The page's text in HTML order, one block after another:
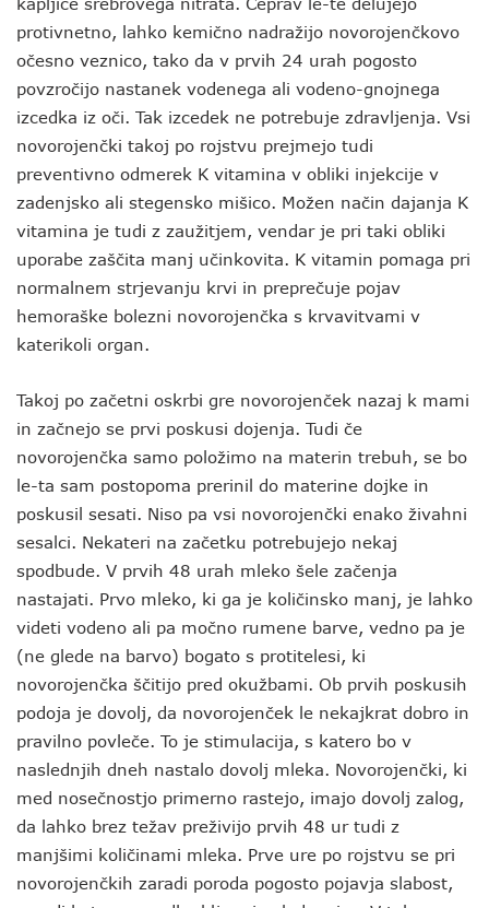
protivnetno, lahko kemično nadražijo novorojenčkovo
očesno veznico, tako da v prvih 24 urah pogosto
povzročijo nastanek vodenega ali vodeno-gnojnega
izcedka iz oči. Tak izcedek ne potrebuje zdravljenja. Vsi
novorojenčki takoj po rojstvu prejmejo tudi
preventivno odmerek K vitamina v obliki injekcije v
zadenjsko ali stegensko mišico. Možen način dajanja K
vitamina je tudi z zaužitjem, vendar je pri taki obliki
uporabe zaščita manj učinkovita. K vitamin pomaga pri
normalnem strjevanju krvi in preprečuje pojav
hemoraške bolezni novorojenčka s krvavitvami v
katerikoli organ.
Takoj po začetni oskrbi gre novorojenček nazaj k mami
in začnejo se prvi poskusi dojenja. Tudi če
novorojenčka samo položimo na materin trebuh, se bo
le-ta sam postopoma prerinil do materine dojke in
poskusil sesati. Niso pa vsi novorojenčki enako živahni
sesalci. Nekateri na začetku potrebujejo nekaj
spodbude. V prvih 48 urah mleko šele začenja
nastajati. Prvo mleko, ki ga je količinsko manj, je lahko
videti vodeno ali pa močno rumene barve, vedno pa je
(ne glede na barvo) bogato s protitelesi, ki
novorojenčka ščitijo pred okužbami. Ob prvih poskusih
podoja je dovolj, da novorojenček le nekajkrat dobro in
pravilno povleče. To je stimulacija, s katero bo v
naslednjih dneh nastalo dovolj mleka. Novorojenčki, ki
med nosečnostjo primerno rastejo, imajo dovolj zalog,
da lahko brez težav preživijo prvih 48 ur tudi z
manjšimi količinami mleka. Prve ure po rojstvu se pri
novorojenčkih zaradi poroda pogosto pojavja slabost,